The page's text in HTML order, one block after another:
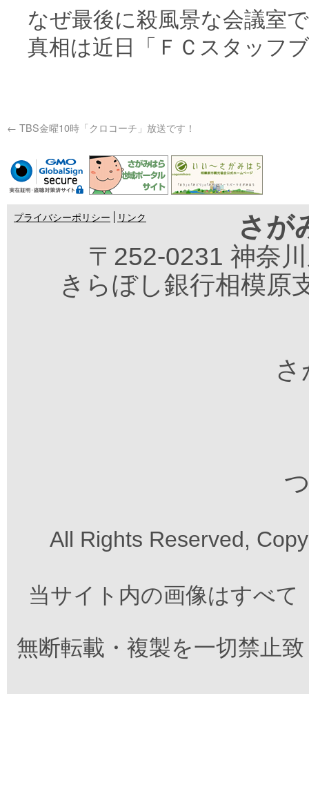
なぜ最後に殺風景な会議室
真相は近日「ＦＣスタッフ
← TBS金曜10時「クロコーチ」放送です！
プライバシーポリシー リンク さが
〒252-0231 神奈
きらぼし銀行相模原
All Rights Reserved,
当サイト内の画像はすべ
無断転載・複製を一切禁止